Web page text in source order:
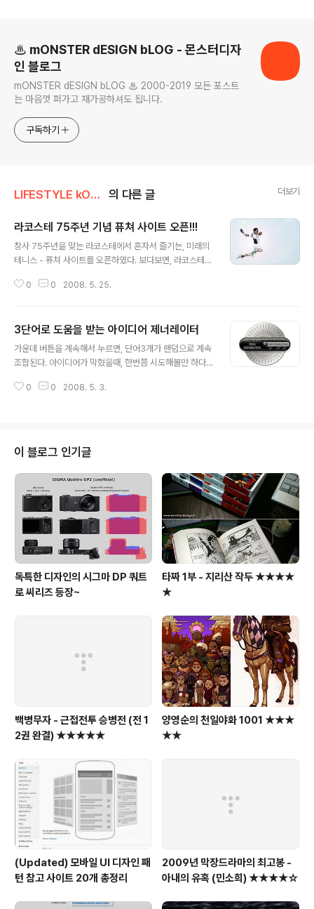
♨ mONSTER dESIGN bLOG - 몬스터디자
인 블로그
mONSTER dESIGN bLOG ♨ 2000-2019 모든 포스트
는 마음껏 퍼가고 재가공하셔도 됩니다.
구독하기
LIFESTYLE kONTEXT 의 다른 글 더보기
라코스테 75주년 기념 퓨쳐 사이트 오픈!!!
창사 75주년을 맞는 라코스테에서 혼자서 즐기는, 미래의
테니스 - 퓨쳐 사이트를 오픈하였다. 보다보면, 라코스테의
재미있다... http://www.lacoste-future.com/en/#/
0 0 2008. 5. 25.
3단어로 도움을 받는 아이디어 제너레이터
가운데 버튼을 계속해서 누르면, 단어3개가 랜덤으로 계속
조합된다. 아이디어가 막혔을때, 한번쯤 시도해볼만 하다...
m/widget.html
0 0 2008. 5. 3.
이 블로그 인기글
독특한 디자인의 시그마 DP 쿼트
로 씨리즈 등장~
타짜 1부 - 지리산 작두 ★★★★
★
백병무자 - 근접전투 승병전 (전 1
2권 완결) ★★★★★
양영순의 천일야화 1001 ★★★
★★
(Updated) 모바일 UI 디자인 패
턴 참고 사이트 20개 총정리
2009년 막장드라마의 최고봉 -
아내의 유혹 (민소희) ★★★★☆